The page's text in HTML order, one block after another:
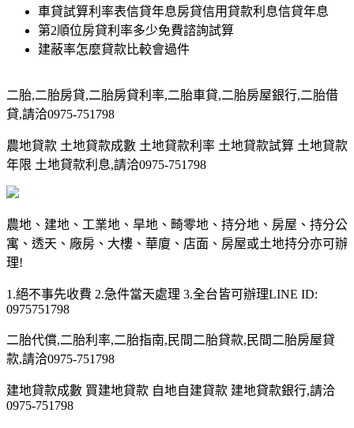
車貸試算利率表信貸年息房貸信用貸款利息信貸年息
第2順位房貸利率多少免費諮詢試算
建蔽率怎麼貸款比較會過件
二胎,二胎房貸,二胎房貸利率,二胎車貸,二胎房屋銀行,二胎借
貸,請洽0975-751798
農地貸款 土地貸款成數 土地貸款利率 土地貸款試算 土地貸款
年限 土地貸款利息,請洽0975-751798
農地、建地、工業地、旱地、畸零地、持分地、房屋、持分公
寓、透天、廠房、大樓、華廈、店面、房屋或土地持分亦可辦
理!
1.絕不事先收費 2.急件當天處理 3.全台皆可辦理LINE ID:
0975751798
二胎代償,二胎利率,二胎指南,民間二胎貸款,民間二胎房屋貸
款,請洽0975-751798
建地貸款成數 買建地貸款 自地自建貸款 建地貸款銀行,請洽
0975-751798